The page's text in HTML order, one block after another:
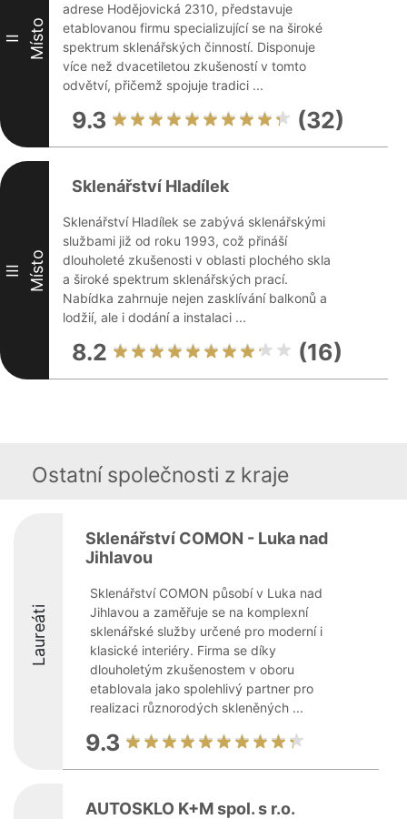
II Místo
adrese Hodějovická 2310, představuje
etablovanou firmu specializující se na široké
spektrum sklenářských činností. Disponuje
více než dvacetiletou zkušeností v tomto
odvětví, přičemž spojuje tradici ...
9.3 (32)
III Místo
Sklenářství Hladílek
Sklenářství Hladílek se zabývá sklenářskými
službami již od roku 1993, což přináší
dlouholeté zkušenosti v oblasti plochého skla
a široké spektrum sklenářských prací.
Nabídka zahrnuje nejen zasklívání balkonů a
lodžií, ale i dodání a instalaci ...
8.2 (16)
Ostatní společnosti z kraje
Laureáti
Sklenářství COMON - Luka nad
Jihlavou
Sklenářství COMON působí v Luka nad
Jihlavou a zaměřuje se na komplexní
sklenářské služby určené pro moderní i
klasické interiéry. Firma se díky
dlouholetým zkušenostem v oboru
etablovala jako spolehlivý partner pro
realizaci různorodých skleněných ...
9.3
AUTOSKLO K+M spol. s r.o.